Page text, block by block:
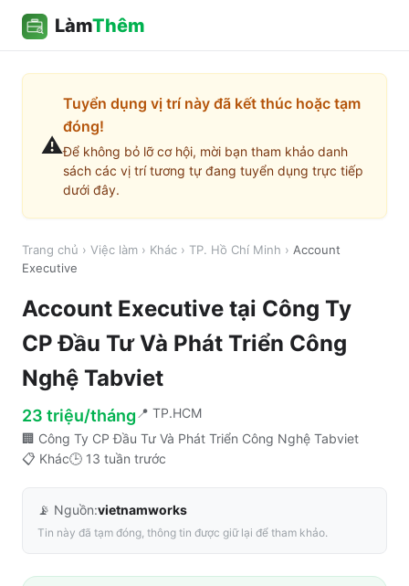
LàmThêm
⚠️
Tuyển dụng vị trí này đã kết thúc hoặc tạm
đóng!
Để không bỏ lỡ cơ hội, mời bạn tham khảo danh
sách các vị trí tương tự đang tuyển dụng trực tiếp
dưới đây.
Trang chủ › Việc làm › Khác › TP. Hồ Chí Minh › Account
Executive
Account Executive tại Công Ty
CP Đầu Tư Và Phát Triển Công
Nghệ Tabviet
23 triệu/tháng 📍 TP.HCM
🏢 Công Ty CP Đầu Tư Và Phát Triển Công Nghệ Tabviet
📋 Khác🕒 13 tuần trước
📡 Nguồn:vietnamworks
Tin này đã tạm đóng, thông tin được giữ lại để tham khảo.